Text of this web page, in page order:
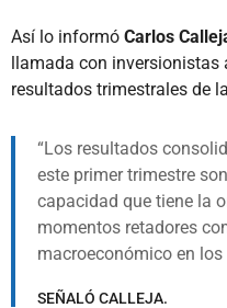
Así lo informó Carlos
llamada con inversionistas
resultados trimestrales de
Los resultados
este primer trimestre
capacidad que tiene la
momentos retadores
macroeconómico en
SEÑALÓ CALLEJA.